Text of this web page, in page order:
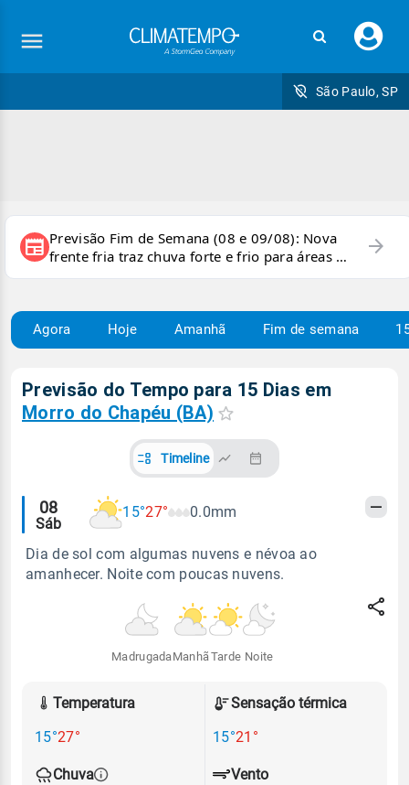
seu
São Paulo, SP
newspaper Previsão Fim de Semana (08 e 09/08): Nova
frente fria traz chuva forte e frio para áreas do
país
arrow_forward
Agora Hoje Amanhã Fim de semana
Previsão do Tempo para 15 Dias em
Morro do Chapéu (BA)
Timeline
Alertas
meteorológicos
08
Sáb
15°27° 0.0mm
Dia de sol com algumas nuvens e névoa ao
amanhecer. Noite com poucas nuvens.
Madrugada Manhã Tarde Noite
Temperatura
15°27°
Sensação térmica
15°21°
Chuva
Vento